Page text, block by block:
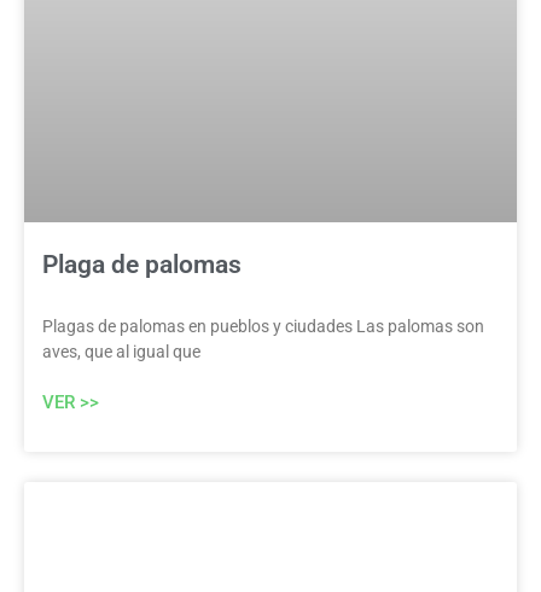
Plaga de palomas
Plagas de palomas en pueblos y ciudades Las palomas son
aves, que al igual que
VER >>